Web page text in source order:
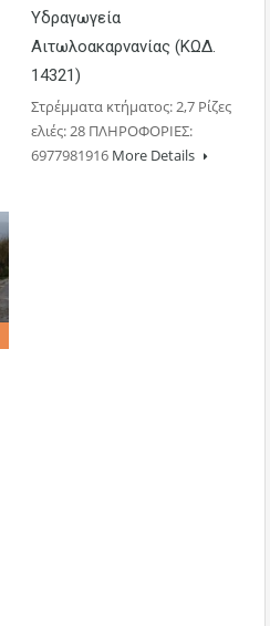
Υδραγωγεία
Αιτωλοακαρνανίας (ΚΩΔ.
14321)
Στρέμματα κτήματος: 2,7 Ρίζες
ελιές: 28 ΠΛΗΡΟΦΟΡΙΕΣ:
6977981916 More Details